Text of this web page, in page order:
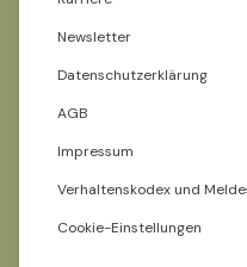
Newsletter
Datenschutzerklärung
AGB
Impressum
Verhaltenskodex und
Cookie-Einstellungen